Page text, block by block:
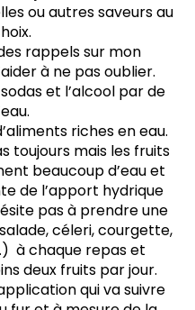
ou autres saveurs au
rappels sur mon
à ne pas oublier.
et l’alcool par de
riches en eau.
toujours mais les fruits
beaucoup d’eau et
de l’apport hydrique
pas à prendre une
céleri, courgette,
à chaque repas et
deux fruits par jour.
qui va suivre